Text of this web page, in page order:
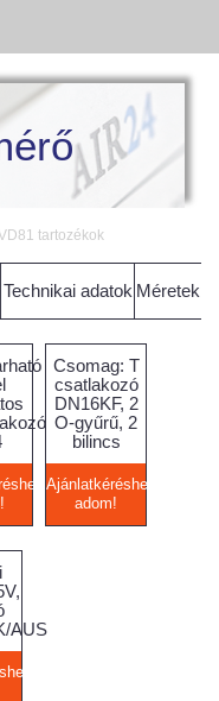
tartozékok
Technikai adatok Méretek
Csomag: T
csatlakozó
DN16KF, 2
O-gyűrű, 2
bilincs
Ajánlatkéréshez
adom!
AUS